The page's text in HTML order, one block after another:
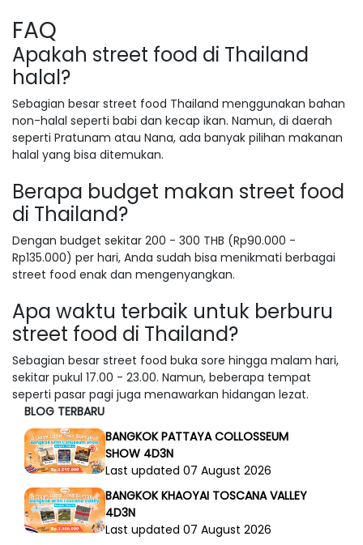
FAQ
Apakah street food di Thailand
halal?
Sebagian besar street food Thailand menggunakan bahan
non-halal seperti babi dan kecap ikan. Namun, di daerah
seperti Pratunam atau Nana, ada banyak pilihan makanan
halal yang bisa ditemukan.
Berapa budget makan street food
di Thailand?
Dengan budget sekitar 200 - 300 THB (Rp90.000 -
Rp135.000) per hari, Anda sudah bisa menikmati berbagai
street food enak dan mengenyangkan.
Apa waktu terbaik untuk berburu
street food di Thailand?
Sebagian besar street food buka sore hingga malam hari,
sekitar pukul 17.00 - 23.00. Namun, beberapa tempat
seperti pasar pagi juga menawarkan hidangan lezat.
BLOG TERBARU
BANGKOK PATTAYA COLLOSSEUM
SHOW 4D3N
Last updated 07 August 2026
BANGKOK KHAOYAI TOSCANA VALLEY
4D3N
Last updated 07 August 2026